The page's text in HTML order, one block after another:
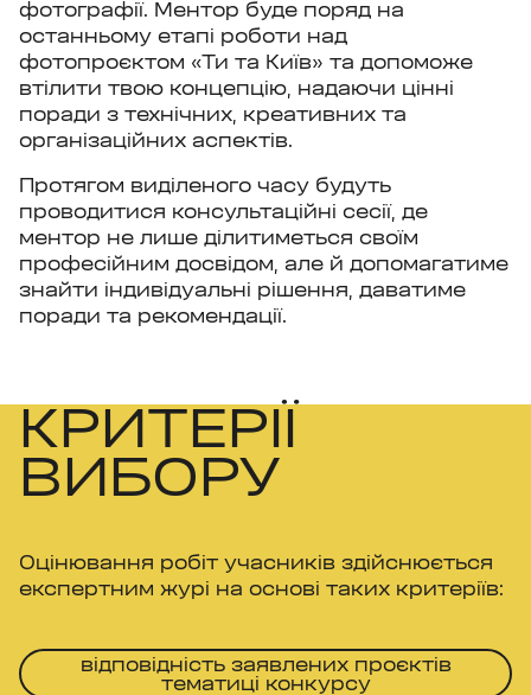
фотографії. Ментор буде поряд на
останньому етапі роботи над
фотопроєктом «Ти та Київ» та допоможе
втілити твою концепцію, надаючи цінні
поради з технічних, креативних та
організаційних аспектів.
Протягом виділеного часу будуть
проводитися консультаційні сесії, де
ментор не лише ділитиметься своїм
професійним досвідом, але й допомагатиме
знайти індивідуальні рішення, даватиме
поради та рекомендації.
КРИТЕРІЇ
ВИБОРУ
Оцінювання робіт учасників здійснюється
експертним журі на основі таких критеріїв:
відповідність заявлених проєктів
тематиці конкурсу